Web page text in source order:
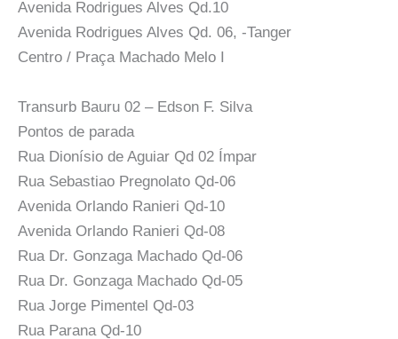
Avenida Rodrigues Alves Qd.10
Avenida Rodrigues Alves Qd. 06, -Tanger
Centro / Praça Machado Melo I
Transurb Bauru 02 – Edson F. Silva
Pontos de parada
Rua Dionísio de Aguiar Qd 02 Ímpar
Rua Sebastiao Pregnolato Qd-06
Avenida Orlando Ranieri Qd-10
Avenida Orlando Ranieri Qd-08
Rua Dr. Gonzaga Machado Qd-06
Rua Dr. Gonzaga Machado Qd-05
Rua Jorge Pimentel Qd-03
Rua Parana Qd-10